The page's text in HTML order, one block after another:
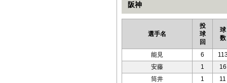
阪神
選手名
投
球
回
球
数
能見 6
安藤
1
16
筒井
1
11